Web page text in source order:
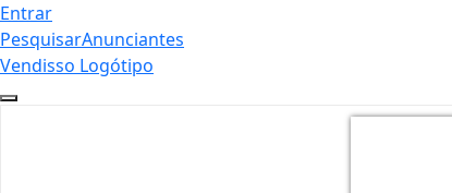
Entrar
PesquisarAnunciantes
Vendisso Logótipo